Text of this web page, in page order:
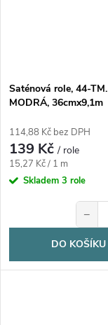
Saténová role, 44-TM.
MODRÁ, 36cmx9,1m
114,88 Kč bez DPH
139 Kč/ role
Měrná
cena:
15,27 Kč / 1 m
Skladem 3 role
−
DO KOŠÍKU